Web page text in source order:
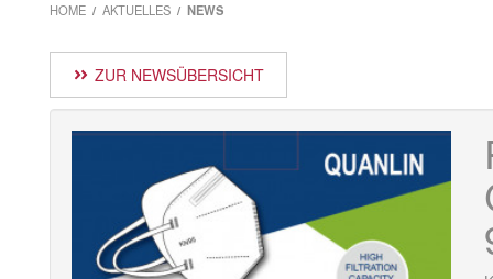
HOME AKTUELLES NEWS
ZUR NEWSÜBERSICHT